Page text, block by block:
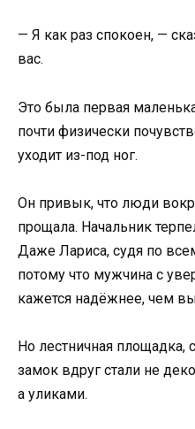
— Я как раз спокоен, —
вас.
Это была первая
почти физически
уходит из-под ног.
Он привык, что люди
прощала. Начальник
Даже Лариса, судя по
потому что мужчина с
кажется надёжнее, чем
Но лестничная площадка,
замок вдруг стали не
а уликами.